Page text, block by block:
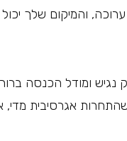
והמיקום שלך יכול
ומודל הכנסה
אגרסיבית